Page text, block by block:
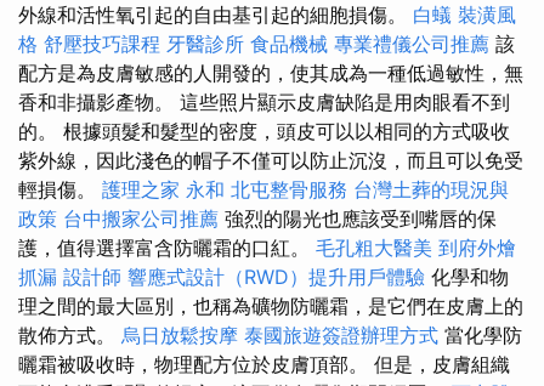
外線和活性氧引起的自由基引起的細胞損傷。 白蟻 裝潢風
格 舒壓技巧課程 牙醫診所 食品機械 專業禮儀公司推薦 該
配方是為皮膚敏感的人開發的，使其成為一種低過敏性，無
香和非攝影產物。 這些照片顯示皮膚缺陷是用肉眼看不到
的。 根據頭髮和髮型的密度，頭皮可以以相同的方式吸收
紫外線，因此淺色的帽子不僅可以防止沉沒，而且可以免受
輕損傷。 護理之家 永和 北屯整骨服務 台灣土葬的現況與
政策 台中搬家公司推薦 強烈的陽光也應該受到嘴唇的保
護，值得選擇富含防曬霜的口紅。 毛孔粗大醫美 到府外燴
抓漏 設計師 響應式設計（RWD）提升用戶體驗 化學和物
理之間的最大區別，也稱為礦物防曬霜，是它們在皮膚上的
散佈方式。 烏日放鬆按摩 泰國旅遊簽證辦理方式 當化學防
曬霜被吸收時，物理配方位於皮膚頂部。 但是，皮膚組織